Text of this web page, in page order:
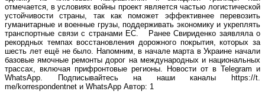
отмечается, в условиях войны проект является частью логистической
устойчивости страны, так как поможет эффективнее перевозить
гуманитарные и военные грузы, поддерживать экономику и укреплять
транспортные связи с странами ЕС. Ранее Свириденко заявляла о
рекордных темпах восстановления дорожного покрытия, которых за
шесть лет ещё не было. Напомним, в начале марта в Украине начали
базовые ямочные ремонты дорог на международных и национальных
трассах, включая прифронтовые регионы. Новости от в Telegram и
WhatsApp. Подписывайтесь на наши каналы https://t.
me/korrespondentnet и WhatsApp Автор: 1